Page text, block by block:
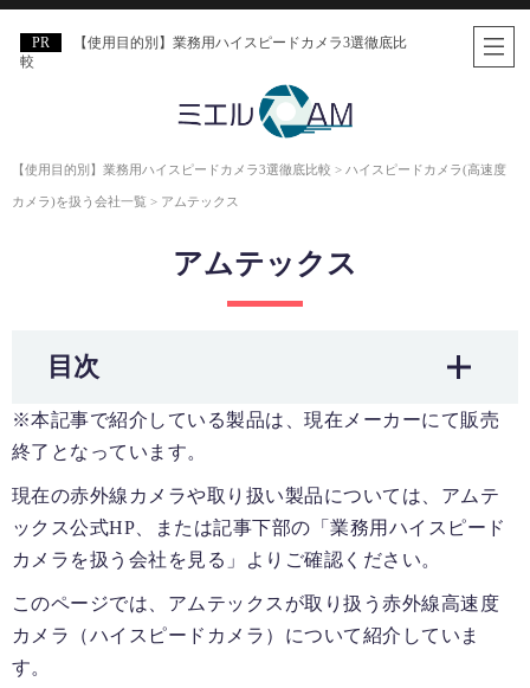
【使用目的別】業務用ハイスピードカメラ3選徹底比
較
【使用目的別】業務用ハイスピードカメラ3選徹底比較 > ハイスピードカメラ(高速度
カメラ)を扱う会社一覧 > アムテックス
アムテックス
目次
※本記事で紹介している製品は、現在メーカーにて販売
終了となっています。
現在の赤外線カメラや取り扱い製品については、アムテ
ックス公式HP、または記事下部の「業務用ハイスピード
カメラを扱う会社を見る」よりご確認ください。
このページでは、アムテックスが取り扱う赤外線高速度
カメラ（ハイスピードカメラ）について紹介していま
す。